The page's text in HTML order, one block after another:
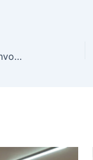
APAE Anápolis publica Edital de Convocação para Assembleia Geral Ordinária de Eleição